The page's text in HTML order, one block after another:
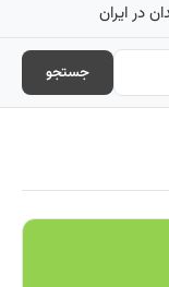
در ایران
جستجو